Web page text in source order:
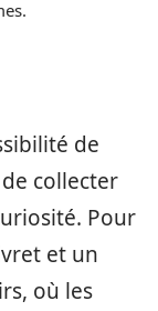
de
collecter
Pour
et un
où les